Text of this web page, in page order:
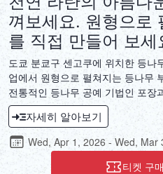
껴보세요. 원형으로
를 직접 만들어 보세
도쿄 분쿄구 센고쿠에 위치한 등나
업에서 원형으로 펼쳐지는 등나무
전통적인 등나무 공예 기법인 포장
작됩니다. 부채 부분은 재활용 섬유
를 사용하여 전통적인 제지 기법을
씨는 이 가게의 3대째 주인으로, 도
입니다. 이 워크숍에서는 등나무가
그리고 등나무를 다루는 장인들의
자세히 알아보기
Wed, Apr 1, 2026 - Wed, Mar
티켓 구